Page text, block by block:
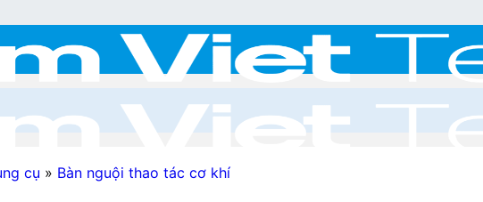
cụ » Bàn nguội thao tác cơ khí